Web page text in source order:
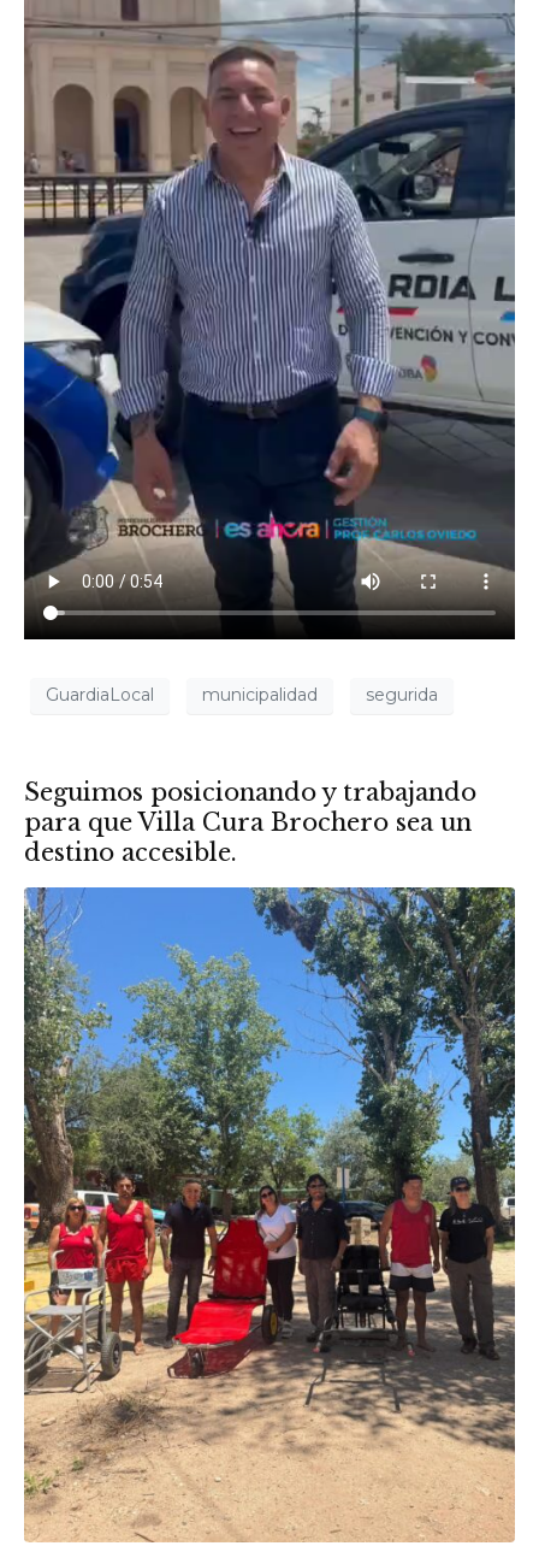
GuardiaLocal municipalidad segurida
Seguimos posicionando y trabajando
para que Villa Cura Brochero sea un
destino accesible.